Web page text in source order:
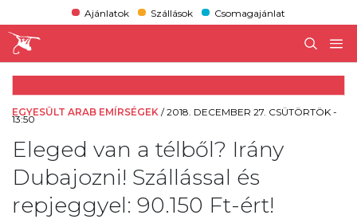
Ajánlatok Szállások Csomagajánlat
EGYESÜLT ARAB EMÍRSÉGEK /2018. DECEMBER 27. CSÜTÖRTÖK -
13:50
Eleged van a télből? Irány
Dubajozni! Szállással és
repjeggyel: 90.150 Ft-ért!